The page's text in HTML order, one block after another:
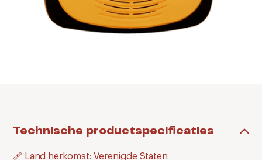
Technische productspecificaties
🩹 Land herkomst: Verenigde Staten